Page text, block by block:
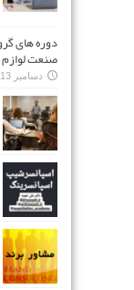
دوره های
صنعت لوازم
دسامبر 13, 2025